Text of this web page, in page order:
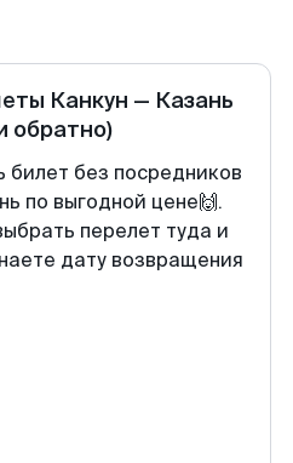
Канкун — Казань
обратно)
без посредников
по выгодной цене🙌.
перелет туда и
дату возвращения